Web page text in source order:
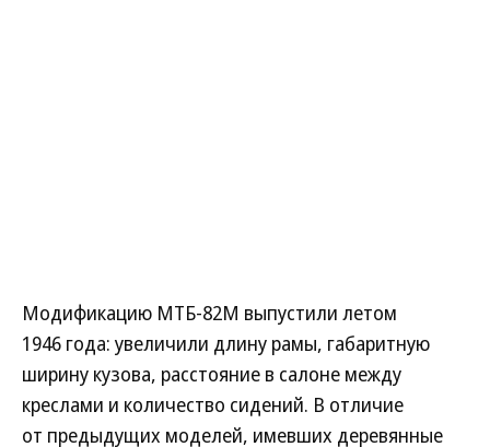
Модификацию МТБ-82М выпустили летом
1946 года: увеличили длину рамы, габаритную
ширину кузова, расстояние в салоне между
креслами и количество сидений. В отличие
от предыдущих моделей, имевших деревянные